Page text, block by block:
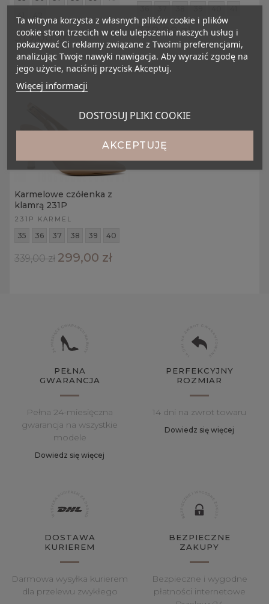
41
42
319,00 zł 339,00 zł
Karmelowe czółenka z
klamrą 231P
231P KARMEL
35 36 37 38 39 40
339,00 zł 299,00 zł
PEŁNA
GWARANCJA
Pełna 24-miesięczna
gwarancja na wszystkie
modele
Dowiedz się więcej
PERFEKCYJNY
ROZMIAR
14 dni na zwrot towaru
Dowiedz się więcej
DOSTAWA
KURIEREM
Darmowa wysyłka kurierem
dla przelewu zwykłego
BEZPIECZNE
ZAKUPY
Bezpieczne i wygodne
płatności internetowe
Ta witryna korzysta z własnych plików cookie i plików
cookie stron trzecich w celu ulepszenia naszych usług i
pokazywać Ci reklamy związane z Twoimi preferencjami,
analizując Twoje nawyki nawigacja. Aby wyrazić zgodę na
jego użycie, naciśnij przycisk Akceptuj.
Więcej informacji
DOSTOSUJ PLIKI COOKIE
AKCEPTUJĘ